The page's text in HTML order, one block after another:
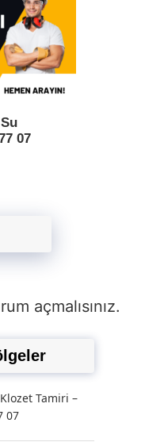
07
açmalısınız.
Klozet Tamiri –
07